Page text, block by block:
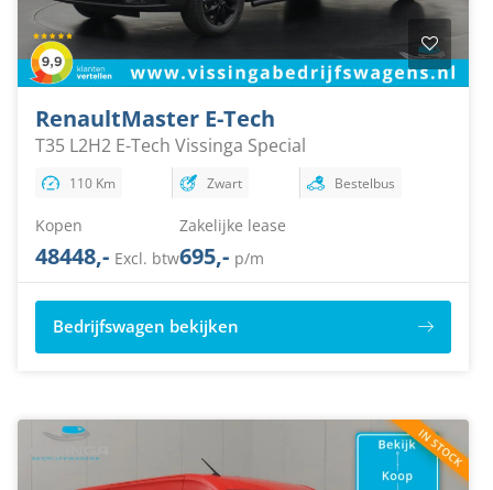
RenaultMaster E-Tech
T35 L2H2 E-Tech Vissinga Special
110 Km Zwart Bestelbus
Kopen
48448,- Excl. btw
Zakelijke lease
695,- p/m
Bedrijfswagen bekijken